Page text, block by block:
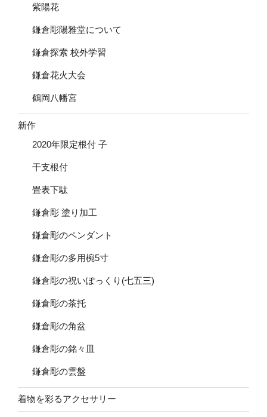
紫陽花
鎌倉彫陽雅堂について
鎌倉探索 校外学習
鎌倉花火大会
鶴岡八幡宮
新作
2020年限定根付 子
干支根付
畳表下駄
鎌倉彫 塗り加工
鎌倉彫のペンダント
鎌倉彫の多用椀5寸
鎌倉彫の祝いぽっくり(七五三)
鎌倉彫の茶托
鎌倉彫の角盆
鎌倉彫の銘々皿
鎌倉彫の雲盤
着物を彩るアクセサリー